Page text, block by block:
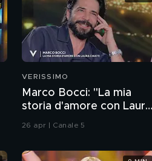
VERISSIMO
Marco Bocci: "La mia
storia d'amore con Laura
Chiatti"
26 apr | Canale 5